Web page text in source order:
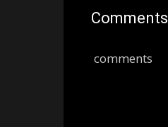
Comments
comments